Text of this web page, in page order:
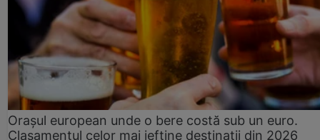
Orașul european unde o bere costă sub un euro.
Clasamentul celor mai ieftine destinații din 2026